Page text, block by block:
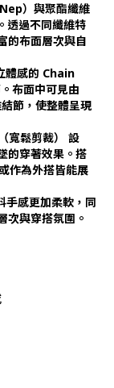
）與聚酯纖維
透過不同纖維特
的布面層次與自
體感的 Chain
布面中可見由
節，使整體呈現
寬鬆剪裁） 設
的穿著效果。搭
作為外搭皆能展
手感更加柔軟，同
次與穿搭氛圍。